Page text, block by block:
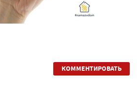
КОММЕНТИРОВАТЬ